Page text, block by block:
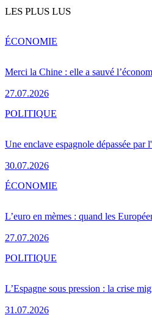
LES PLUS LUS
Merci la Chine : elle a sauvé
27.07.2026
ÉCONOMIE
Une enclave espagnole dépassée
30.07.2026
POLITIQUE
L’euro en mèmes : quand les
27.07.2026
ÉCONOMIE
L’Espagne sous pression : la crise
31.07.2026
POLITIQUE